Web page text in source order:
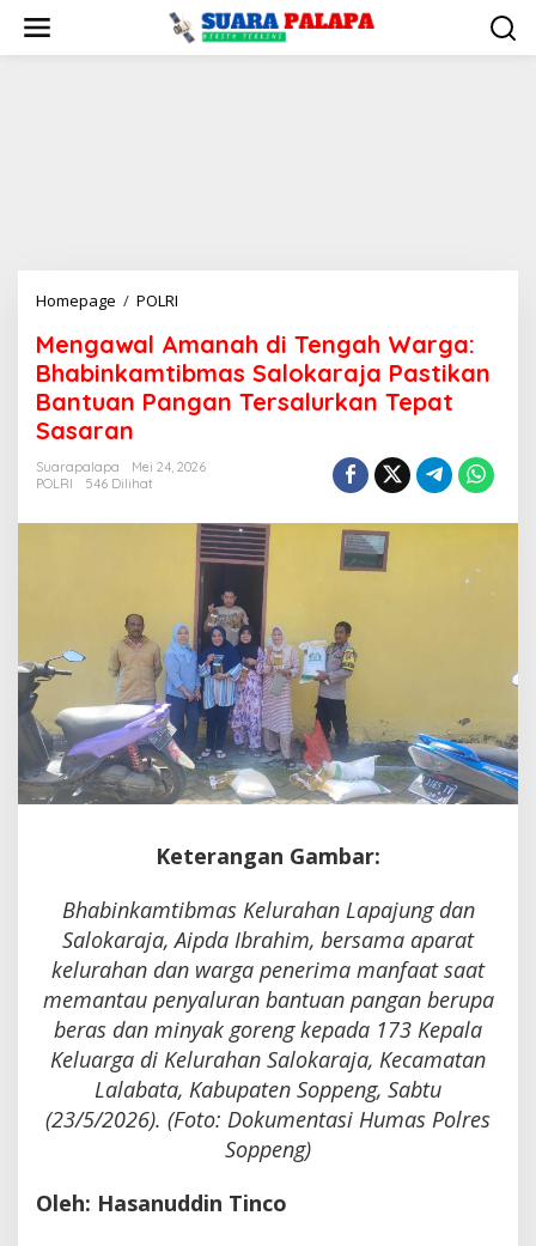
konten
Homepage / POLRI
di
Tengah
Warga:
Bhabinkamtibmas
Pastikan
Tersalurkan
Tepat
Sasaran
Mengawal Amanah di Tengah Warga:
Bhabinkamtibmas Salokaraja Pastikan
Bantuan Pangan Tersalurkan Tepat
Sasaran
Suarapalapa
Mei 24, 2026
POLRI
546 Dilihat
Keterangan Gambar:
Bhabinkamtibmas Kelurahan Lapajung dan
Salokaraja, Aipda Ibrahim, bersama aparat
kelurahan dan warga penerima manfaat saat
memantau penyaluran bantuan pangan berupa
beras dan minyak goreng kepada 173 Kepala
Keluarga di Kelurahan Salokaraja, Kecamatan
Lalabata, Kabupaten Soppeng, Sabtu
(23/5/2026). (Foto: Dokumentasi Humas Polres
Soppeng)
Oleh: Hasanuddin Tinco